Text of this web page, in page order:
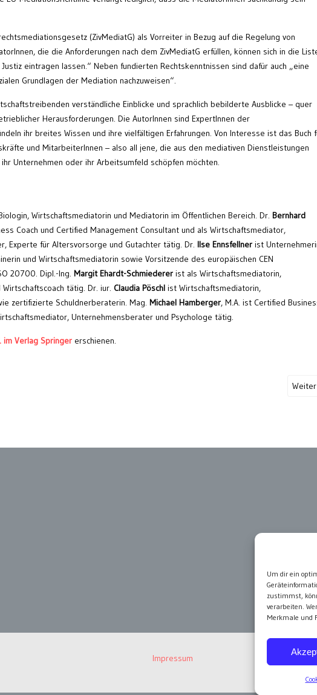
Um dir ein
zustimmst,
verarbeiten.
Merkmale und
(ZivMediatG) als Vorreiter in Bezug auf die Regelung von
die die Anforderungen nach dem ZivMediatG erfüllen, können sich in die
eintragen lassen.“ Neben fundierten Rechtskenntnissen sind dafür auch „eine
Grundlagen der Mediation nachzuweisen“.
verständliche Einblicke und sprachlich bebilderte Ausblicke – quer
Herausforderungen. Die AutorInnen sind ExpertInnen der
ihr breites Wissen und ihre vielfältigen Erfahrungen. Von Interesse ist das Buch
und MitarbeiterInnen – also all jene, die aus den mediativen Dienstleistungen
Unternehmen oder ihr Arbeitsumfeld schöpfen möchten.
Wirtschaftsmediatorin und Mediatorin im Öffentlichen Bereich. Dr. Bernhard
Coach und Certified Management Consultant und als Wirtschaftsmediator,
Experte für Altersvorsorge und Gutachter tätig. Dr. Ilse Ennsfellner ist
und Wirtschaftsmediatorin sowie Vorsitzende des europäischen CEN
20700. Dipl.-Ing. Margit Ehardt-Schmiederer ist als Wirtschaftsmediatorin,
tätig. Dr. iur. Claudia Pöschl ist Wirtschaftsmediatorin,
zertifizierte Schuldnerberaterin. Mag. Michael Hamberger, M.A. ist Certified
Unternehmensberater und Psychologe tätig.
im Verlag Springer erschienen.
Weiter
Impressum